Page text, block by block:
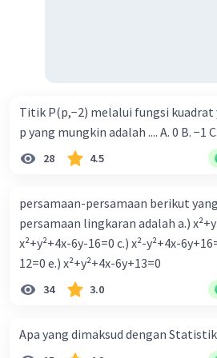
Titik P(p,−2) melalui fungsi kuadrat
p yang mungkin adalah .... A. 0 B. −1
28 4.5
persamaan-persamaan berikut
persamaan lingkaran adalah a.) x²+y²+4x-6y-12=0 b.)
x²+y²+4x-6y-16=0 c.) x²-y²+4x-
12=0 e.) x²+y²+4x-6y+13=0
34 3.0
Apa yang dimaksud dengan